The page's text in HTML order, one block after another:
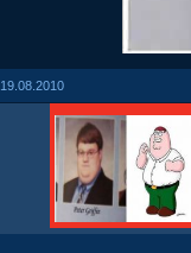
19.08.2010